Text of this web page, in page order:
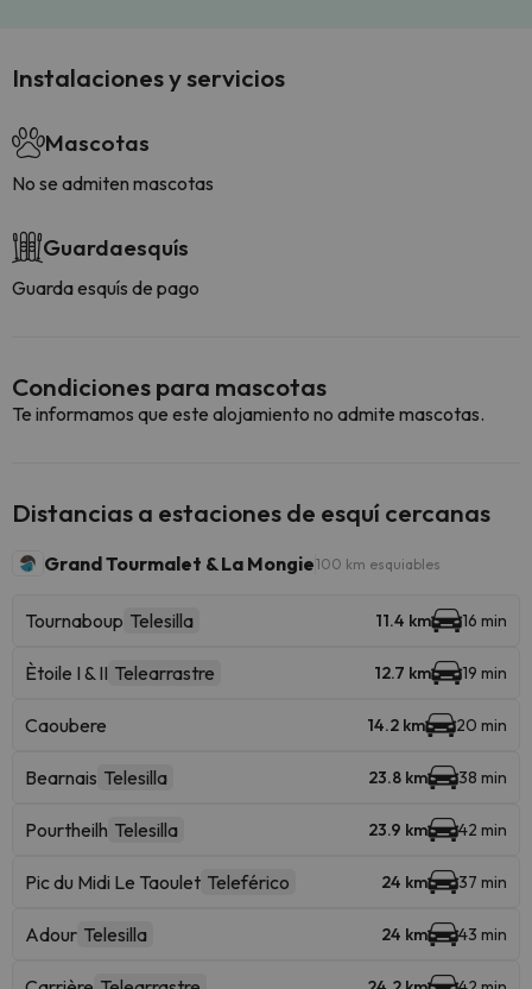
Instalaciones y servicios
Mascotas
No se admiten mascotas
Guardaesquís
Guarda esquís de pago
Condiciones para mascotas
Te informamos que este alojamiento no admite mascotas.
Distancias a estaciones de esquí cercanas
Grand Tourmalet & La Mongie100 km esquiables
Tournaboup Telesilla 11.4 km 16 min
Ètoile I & II Telearrastre 12.7 km 19 min
Caoubere 14.2 km 20 min
Bearnais Telesilla 23.8 km 38 min
Pourtheilh Telesilla 23.9 km 42 min
Pic du Midi Le Taoulet Teleférico 24 km 37 min
Adour Telesilla 24 km 43 min